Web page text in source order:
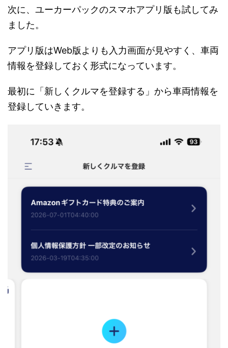
次に、ユーカーパックのスマホアプリ版も試してみ
ました。
アプリ版はWeb版よりも入力画面が見やすく、車両
情報を登録しておく形式になっています。
最初に「新しくクルマを登録する」から車両情報を
登録していきます。